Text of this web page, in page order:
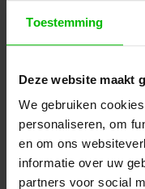
Toestemming
Deze website maakt
We gebruiken
personaliseren, om
en om ons
informatie over uw
partners voor social